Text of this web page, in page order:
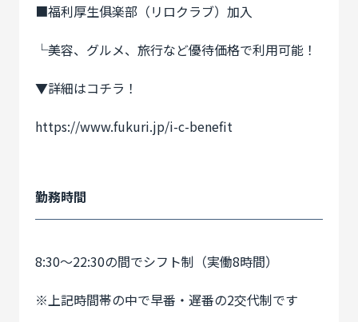
■福利厚生俱楽部（リロクラブ）加入
└美容、グルメ、旅行など優待価格で利用可能！
▼詳細はコチラ！
https://www.fukuri.jp/i-c-benefit
勤務時間
8:30〜22:30の間でシフト制（実働8時間）
※上記時間帯の中で早番・遅番の2交代制です